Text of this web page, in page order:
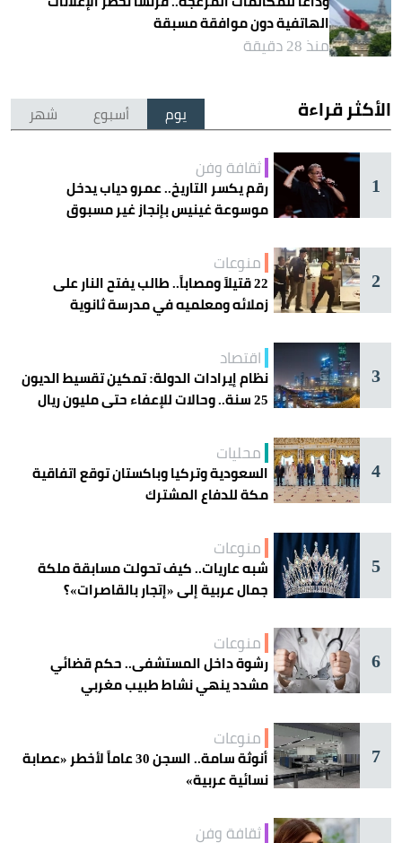
الهاتفية دون موافقة مسبقة
منذ 28 دقيقة
الأكثر قراءة يوم أسبوع شهر
1
ثقافة وفن
رقم يكسر التاريخ.. عمرو دياب يدخل
موسوعة غينيس بإنجاز غير مسبوق
2
منوعات
22 قتيلاً ومصاباً.. طالب يفتح النار على
زملائه ومعلميه في مدرسة ثانوية
3
اقتصاد
نظام إيرادات الدولة: تمكين تقسيط الديون
25 سنة.. وحالات للإعفاء حتى مليون ريال
4
محليات
السعودية وتركيا وباكستان توقع اتفاقية
مكة للدفاع المشترك
5
منوعات
شبه عاريات.. كيف تحولت مسابقة ملكة
جمال عربية إلى «إتجار بالقاصرات»؟
6
منوعات
رشوة داخل المستشفى.. حكم قضائي
مشدد ينهي نشاط طبيب مغربي
7
منوعات
أنوثة سامة.. السجن 30 عاماً لأخطر «عصابة
نسائية عربية»
ثقافة وفن